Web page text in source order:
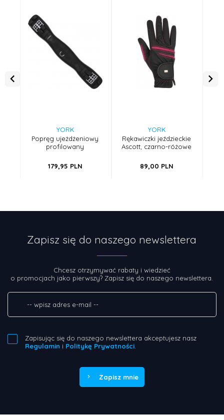
YORK
Popręg ujeżdżeniowy
profilowany
179,95 PLN
YORK
Rękawiczki jeździeckie
Ascott, czarno-różowe
89,00 PLN
Zapisz się do naszego newslettera
Chcesz otrzymywać rabaty i wiedzieć
o promocjach jako pierwszy? Zapisz się do naszego newslettera.
Zapisując się do naszego newslettera akceptujesz nasz
Regulamin i Politykę Prywatności
Zapisz mnie